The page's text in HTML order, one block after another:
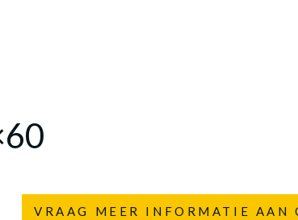
VRAAG MEER INFORMATIE AAN